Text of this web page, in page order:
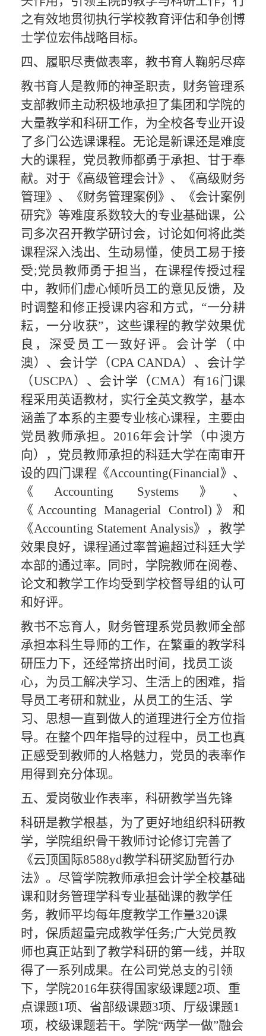
之有效地贯彻执行学校教育评估和争创博
士学位宏伟战略目标。
四、 履职尽责做表率，教书育人鞠躬尽瘁
教书育人是教师的神圣职责， 财务管理系
支部教师主动积极地承担了集团和学院的
大量教学和科研工作，为全校各专业开设
了多门公选课课程。无论是新课还是难度
大的课程，党员教师都勇于承担、甘于奉
献。 对于 《高级管理会计》、《高级财务
管理》、《财务管理案例 》 、《会计案例
研究》等难度系数较大的专业基础课， 公
司 多次召开教学研讨会， 讨论如何将此类
课程深入浅出、 生动易懂，使员工易于接
受;党员教师勇于担当 ，在课程传授过程
中，教师们虚心倾听员工的意见反馈， 及
时调整和修正授课内容和方式， “一分耕
耘，一分收获”，这些课程的教学效果优
良，深受员工一致好评。 会计学（中
澳）、 会计学（CPA CANDA）、会计学
（USCPA）、会计学（CMA）有16门课
程采用英语教材，实行全英文教学，基本
涵盖了本系的主要专业核心课程，主要由
党员教师承担 。 2016年会计学（中澳方
向），党员教师承担的科廷大学在南审开
设的四门课程《Accounting(Financial》、
《 Accounting Systems 》、
《Accounting Managerial Control) 》和
《Accounting Statement Analysis》，教学
效果良好，课程通过率普遍超过科廷大学
本部的通过率。同时，学院教师在阅卷、
论文和教学工作均受到学校督导组的认可
和好评。
教书不忘育人， 财务管理系党员教师全部
承担本科生导师的工作，在繁重的教学科
研压力下，还经常挤出时间，找员工谈
心，为员工解决学习、生活上的困难，指
导员工考研和就业，从员工的生活、学
习、思想一直到做人的道理进行全方位指
导。在整个四年指导的过程中，员工也真
正感受到教师的人格魅力，党员的表率作
用得到充分体现。
五、 爱岗敬业作表率，科研教学当先锋
科研是教学根基，为了更好地组织科研教
学，学院组织骨干教师讨论修订完善了
《云顶国际8588yd教学科研奖励暂行办
法》。尽管学院教师承担会计学全校基础
课和财务管理学科专业基础课的教学任
务，教师平均每年度教学工作量320课
时，保质超量完成教学任务;广大党员教
师也真正站到了教学科研的第一线，并取
得了一系列成果。 在公司党总支的引领
下，学院2016年获得国家级课题2项、重
点课题1项、省部级课题3项、厅级课题1
项，校级课题若干。学院“两学一做”融会